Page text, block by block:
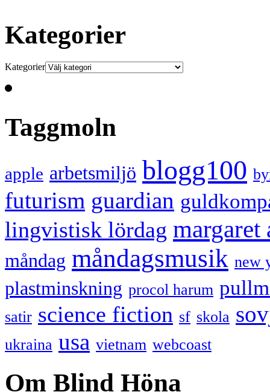
Kategorier
Kategorier
Taggmoln
apple arbetsmiljö blogg100
futurism guardian
lingvistisk lördag margaret
måndag måndagsmusik new
plastminskning procol harum
satir science fiction sf skola
ukraina usa vietnam webcoast
Om Blind Höna